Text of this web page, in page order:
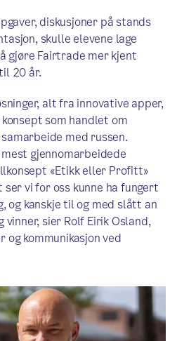
diskusjoner på stands
skulle elevene lage
gjøre Fairtrade mer kjent
20 år.
alt fra innovative apper,
som handlet om
med russen.
gjennomarbeidede
«Etikk eller Profitt»
vi for oss kunne ha fungert
og kanskje til og med slått an
sier Rolf Eirik Osland,
kommunikasjon ved